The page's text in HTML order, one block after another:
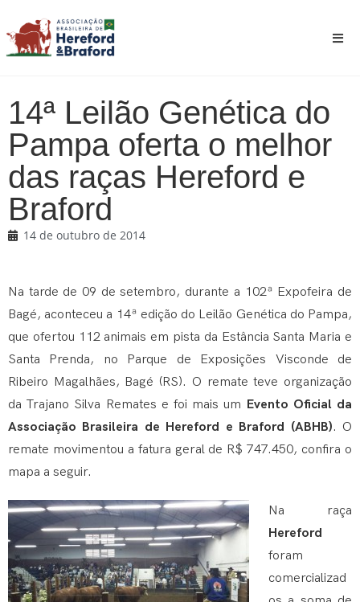
14ª Leilão Genética do
Pampa oferta o melhor
das raças Hereford e
Braford
14 de outubro de 2014
Na tarde de 09 de setembro, durante a 102ª Expofeira de
Bagé, aconteceu a 14ª edição do Leilão Genética do Pampa,
que ofertou 112 animais em pista da Estância Santa Maria e
Santa Prenda, no Parque de Exposições Visconde de
Ribeiro Magalhães, Bagé (RS). O remate teve organização
da Trajano Silva Remates e foi mais um Evento Oficial da
Associação Brasileira de Hereford e Braford (ABHB). O
remate movimentou a fatura geral de R$ 747.450, confira o
mapa a seguir.
Na raça
Hereford
foram
comercializad